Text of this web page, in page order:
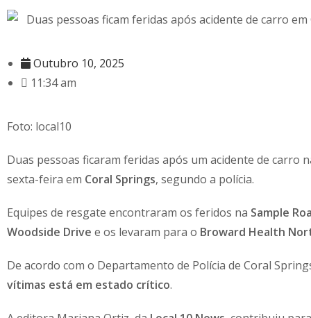
Outubro 10, 2025
11:34 am
Foto: local10
Duas pessoas ficaram feridas após um acidente de carro
sexta-feira em Coral Springs, segundo a polícia.
Equipes de resgate encontraram os feridos na Sample
Woodside Drive e os levaram para o Broward Health
De acordo com o Departamento de Polícia de Coral
vítimas está em estado crítico.